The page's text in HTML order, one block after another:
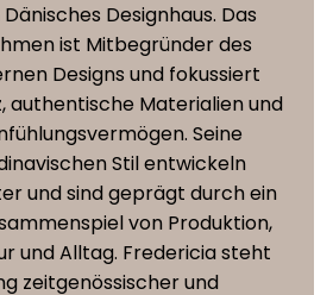
52 x 79 cm
cm
Designhaus. Das
ist Mitbegründer des
Designs und fokussiert
authentische Materialien und
Seine
Stil entwickeln
und sind geprägt durch ein
von Produktion,
und Alltag. Fredericia steht
zeitgenössischer und